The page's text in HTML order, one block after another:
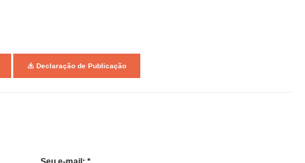
Declaração de Publicação